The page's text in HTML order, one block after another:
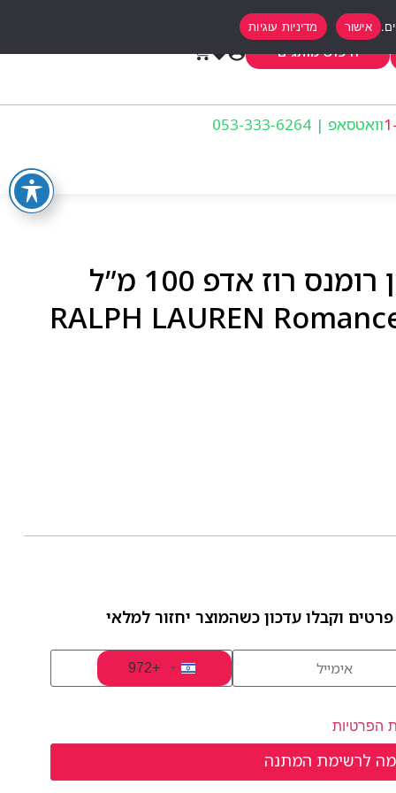
חיפוש מותגים
וואטסאפ | 053-333-6264
בושם לאשה ראלף לורן רומנס רוז אדפ 100 מ”ל
RALPH LAUREN
וקבלו עדכון כשהמוצר יחזור למלאי
Israel +972
+972
הפרטיות
אישור מדיניות עוגיות